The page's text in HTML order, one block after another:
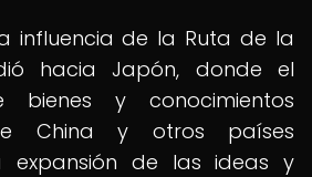
influencia de la Ruta de la
hacia Japón, donde el
bienes y conocimientos
China y otros países
expansión de las ideas y